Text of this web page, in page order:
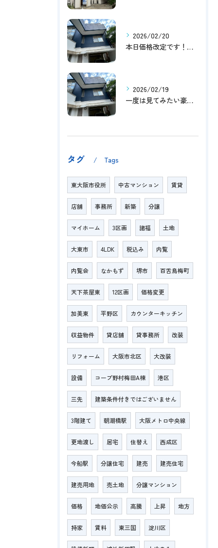
2026/02/20
本日価格改定です！！このチャンスお見逃しなく！！！
2026/02/19
一度は見てみたい豪邸！！内覧受付中です～☆
タグ Tags
東大阪市役所 中古マンション 賃貸
店舗 事務所 新築 分譲
マイホーム 3区画 諸福 土地
大東市 4LDK 税込み 内覧
内覧会 なかもず 堺市 百舌鳥梅町
天下茶屋東 12区画 価格変更
加美東 平野区 カウンターキッチン
収益物件 貸店舗 貸事務所 改装
リフォーム 大阪市北区 大改装
設備 コープ野村梅田A棟 港区
三先 建築条件付きではございません
3階建て 朝潮橋駅 大阪メトロ中央線
更地渡し 居宅 住替え 西成区
今船駅 分譲住宅 建売 建売住宅
建売用地 売土地 分譲マンション
価格 地価公示 高騰 上昇 地方
持家 賃料 東三国 淀川区